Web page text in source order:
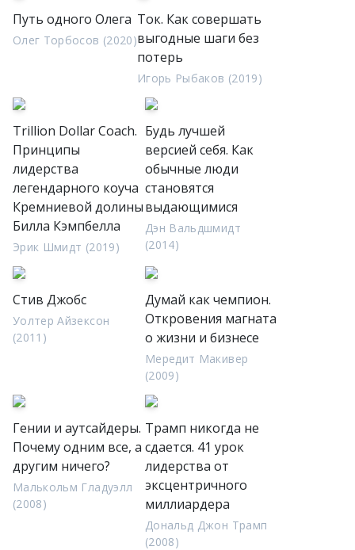
Путь одного Олега
Олег Торбосов (2020)
Ток. Как совершать
выгодные шаги без
потерь
Игорь Рыбаков (2019)
Trillion Dollar Coach.
Принципы
лидерства
легендарного коуча
Кремниевой долины
Билла Кэмпбелла
Эрик Шмидт (2019)
Будь лучшей
версией себя. Как
обычные люди
становятся
выдающимися
Дэн Вальдшмидт
(2014)
Стив Джобс
Уолтер Айзексон
(2011)
Думай как чемпион.
Откровения магната
о жизни и бизнесе
Мередит Макивер
(2009)
Гении и аутсайдеры.
Почему одним все, а
другим ничего?
Малькольм Гладуэлл
(2008)
Трамп никогда не
сдается. 41 урок
лидерства от
эксцентричного
миллиардера
Дональд Джон Трамп
(2008)